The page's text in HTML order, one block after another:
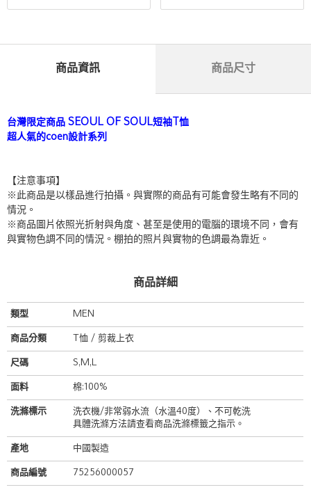
商品資訊 商品尺寸
台灣限定商品 SEOUL OF SOUL短袖T恤
超人氣的coen設計系列
【注意事項】
※此商品是以樣品進行拍攝。與實際的商品有可能會發生略有不同的
情況。
※商品圖片依照光折射與角度、甚至是使用的電腦的環境不同，會有
與實物色調不同的情況。棚拍的照片與實物的色調最為靠近。
商品詳細
類型 MEN
商品分類 T恤 / 剪裁上衣
尺碼 S,M,L
面料 棉:100%
洗滌標示
洗衣機/非常弱水流（水溫40度）、不可乾洗
具體洗滌方法請查看商品洗滌標籤之指示。
產地 中國製造
商品編號 75256000057